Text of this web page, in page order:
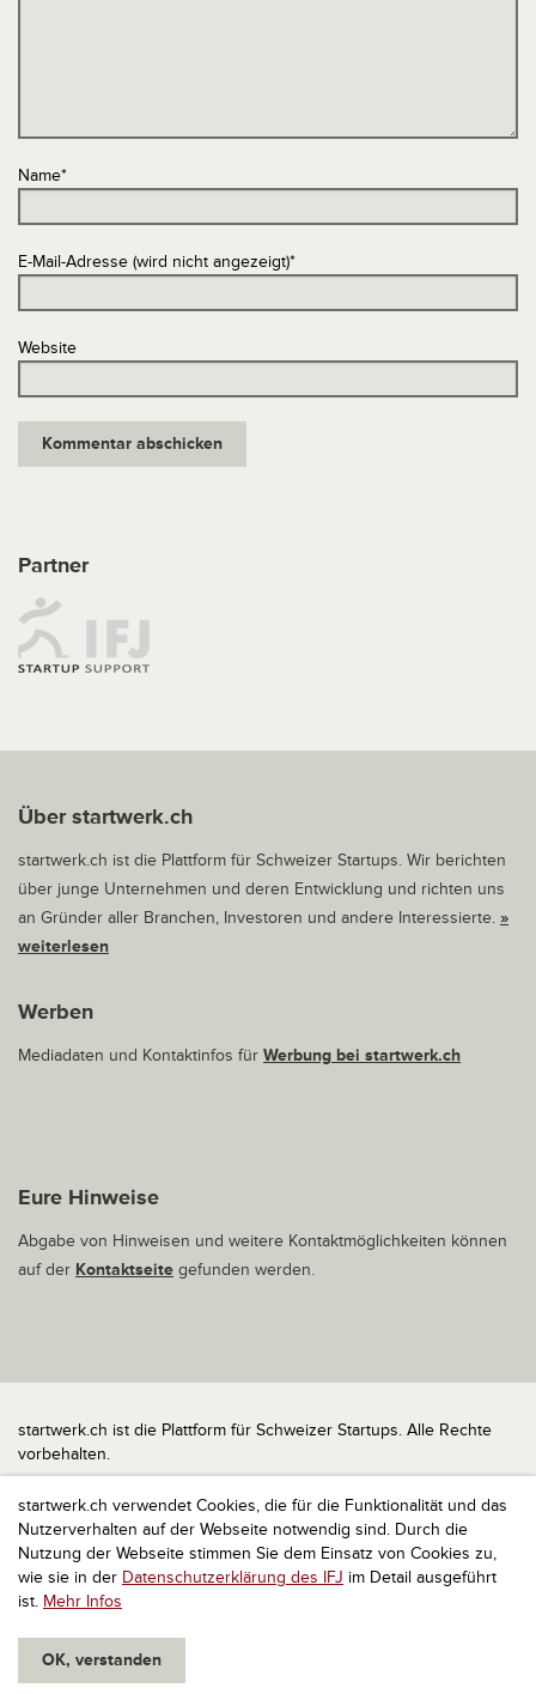
startwerk.ch verwendet Cookies, die für die Funktionalität und das
Nutzerverhalten auf der Webseite notwendig sind. Durch die
Nutzung der Webseite stimmen Sie dem Einsatz von Cookies zu,
wie sie in der Datenschutzerklärung des IFJ im Detail ausgeführt
ist. Mehr Infos
OK, verstanden
Name*
E-Mail-Adresse (wird nicht angezeigt)*
Website
Partner
Über startwerk.ch
startwerk.ch ist die Plattform für Schweizer Startups. Wir berichten
über junge Unternehmen und deren Entwicklung und richten uns
an Gründer aller Branchen, Investoren und andere Interessierte. »
weiterlesen
Werben
Mediadaten und Kontaktinfos für Werbung bei startwerk.ch
Eure Hinweise
Abgabe von Hinweisen und weitere Kontaktmöglichkeiten können
auf der Kontaktseite gefunden werden.
startwerk.ch ist die Plattform für Schweizer Startups. Alle Rechte
vorbehalten.
Impressum
Kontakt
nach oben